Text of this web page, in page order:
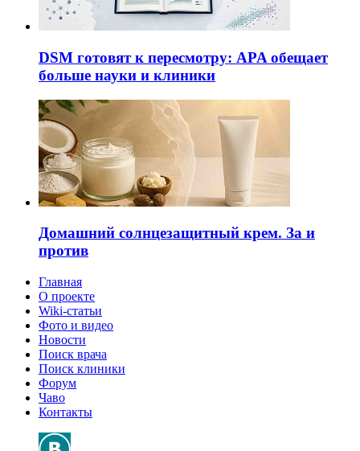
DSM готовят к пересмотру: APA обещает
больше науки и клиники
Домашний солнцезащитный крем. За и
против
Главная
О проекте
Wiki-статьи
Фото и видео
Новости
Поиск врача
Поиск клиники
Форум
Чаво
Контакты